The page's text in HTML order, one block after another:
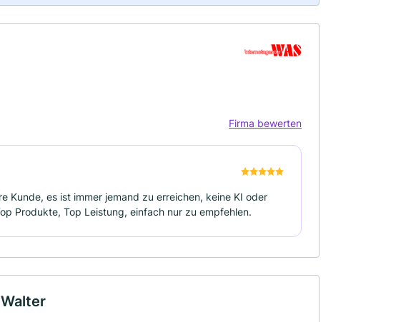
Firma bewerten
Kunde, es ist immer jemand zu erreichen, keine KI oder
Produkte, Top Leistung, einfach nur zu empfehlen.